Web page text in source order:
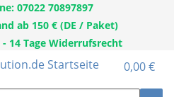
07022 70897897
ab 150 € (DE / Paket)
- 14 Tage Widerrufsrecht
0,00 €